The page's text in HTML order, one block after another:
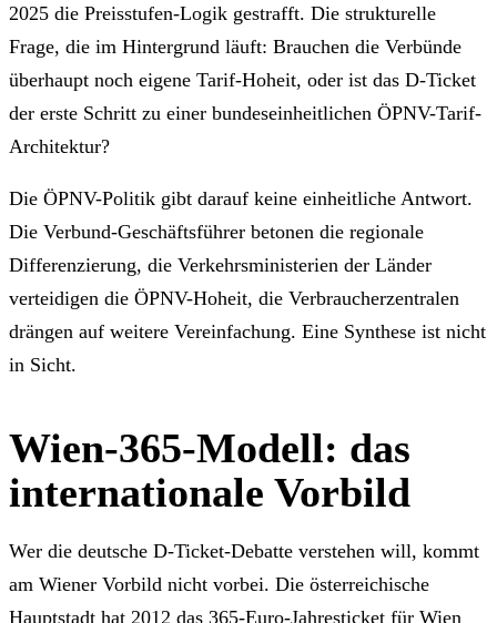
2025 die Preisstufen-Logik gestrafft. Die strukturelle
Frage, die im Hintergrund läuft: Brauchen die Verbünde
überhaupt noch eigene Tarif-Hoheit, oder ist das D-Ticket
der erste Schritt zu einer bundeseinheitlichen ÖPNV-Tarif-
Architektur?
Die ÖPNV-Politik gibt darauf keine einheitliche Antwort.
Die Verbund-Geschäftsführer betonen die regionale
Differenzierung, die Verkehrsministerien der Länder
verteidigen die ÖPNV-Hoheit, die Verbraucherzentralen
drängen auf weitere Vereinfachung. Eine Synthese ist nicht
in Sicht.
Wien-365-Modell: das
internationale Vorbild
Wer die deutsche D-Ticket-Debatte verstehen will, kommt
am Wiener Vorbild nicht vorbei. Die österreichische
Hauptstadt hat 2012 das 365-Euro-Jahresticket für Wien